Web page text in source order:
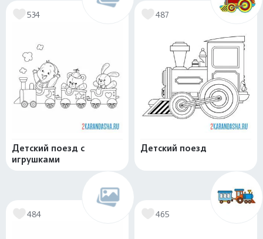
534
Детский поезд с
игрушками
487
Детский поезд
484 465